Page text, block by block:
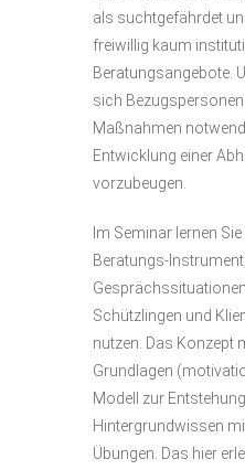
als suchtgefährdet
freiwillig kaum
Beratungsangebote.
sich
Maßnahmen
Entwicklung einer
vorzubeugen.
Im Seminar lernen
Beratungs-
Schützlingen und
nutzen. Das Konzept
Grundlagen
Modell zur
Hintergrundwissen
Übungen. Das hier